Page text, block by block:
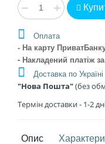
− +
Оплата
- На карту
- Накладений платіж
Доставка по Україні
"Нова Пошта"(без
Терміндоставки - 1-2
Опис